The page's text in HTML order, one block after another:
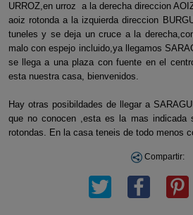
URROZ,en urroz a la derecha direccion
aoiz rotonda a la izquierda direccion
tuneles y se deja un cruce a la
malo con espejo incluido,ya llegamos
se llega a una plaza con fuente en el
esta nuestra casa, bienvenidos.
Hay otras posibildades de llegar a
que no conocen ,esta es la mas indicada
rotondas. En la casa teneis de todo menos
Compartir: